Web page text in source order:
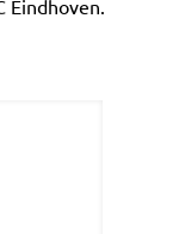
Eindhoven.